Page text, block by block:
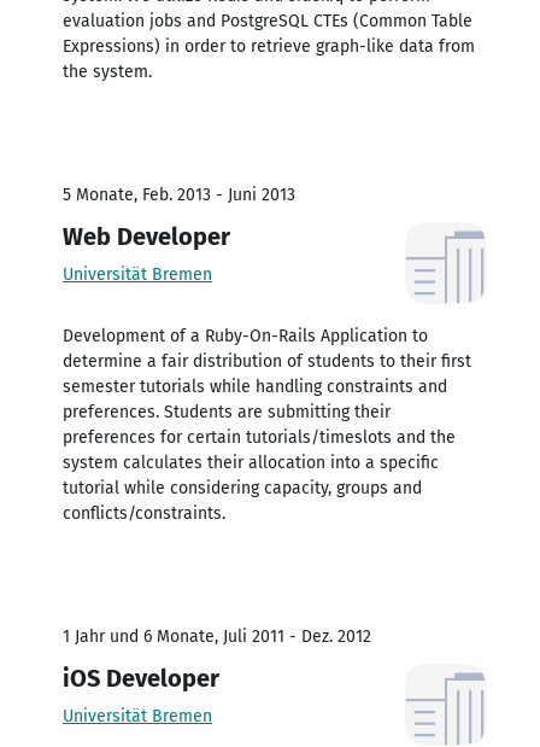
evaluation jobs and PostgreSQL CTEs (Common Table
Expressions) in order to retrieve graph-like data from
the system.
5 Monate, Feb. 2013 - Juni 2013
Web Developer
Universität Bremen
Development of a Ruby-On-Rails Application to
determine a fair distribution of students to their first
semester tutorials while handling constraints and
preferences. Students are submitting their
preferences for certain tutorials/timeslots and the
system calculates their allocation into a specific
tutorial while considering capacity, groups and
conflicts/constraints.
1 Jahr und 6 Monate, Juli 2011 - Dez. 2012
iOS Developer
Universität Bremen